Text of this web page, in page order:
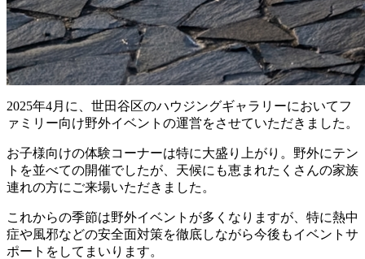
2025年4月に、世田谷区のハウジングギャラリーにおいてフ
ァミリー向け野外イベントの運営をさせていただきました。
お子様向けの体験コーナーは特に大盛り上がり。野外にテン
トを並べての開催でしたが、天候にも恵まれたくさんの家族
連れの方にご来場いただきました。
これからの季節は野外イベントが多くなりますが、特に熱中
症や風邪などの安全面対策を徹底しながら今後もイベントサ
ポートをしてまいります。